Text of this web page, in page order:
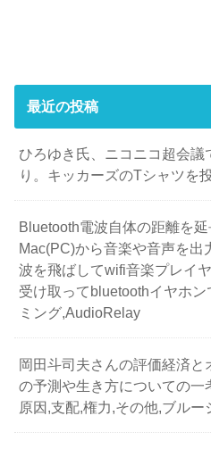
最近の投稿
ひろゆき氏、ニコニコ超会
り。キッカーズのTシャツを
Bluetooth電波自体の距離を延
Mac(PC)から音楽や音声を出
波を飛ばしてwifi音楽プレイ
受け取ってbluetoothイヤホ
ミング,AudioRelay
岡田斗司夫さんの評価経済
の予測や生き方についての一
原因,支配,権力,その他,ブルー